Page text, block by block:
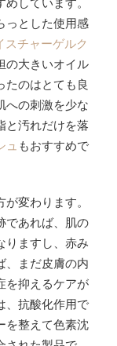
っとした使用感
スチャーゲルク
の大きいオイル
たのはとても良
への刺激を少な
と汚れだけを落
ュ もおすすめで
変わります。
であれば、肌の
りますし、赤み
、まだ皮膚の内
を抑えるケアが
、抗酸化作用で
を整えて色素沈